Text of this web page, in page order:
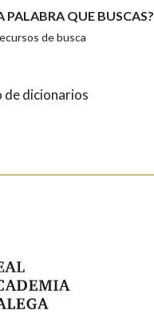
PALABRA QUE BUSCAS?
de busca
de dicionarios